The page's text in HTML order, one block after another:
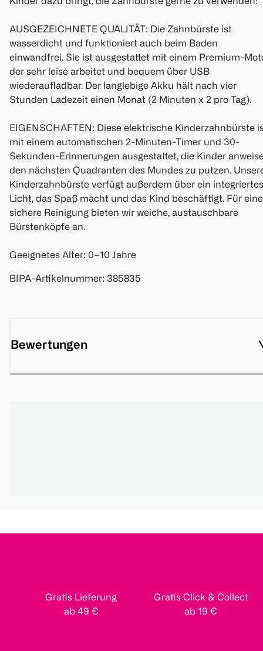
AUSGEZEICHNETE QUALITÄT: Die Zahnbürste ist
wasserdicht und funktioniert auch beim Baden
einwandfrei. Sie ist ausgestattet mit einem Premium-
der sehr leise arbeitet und bequem über USB
wiederaufladbar. Der langlebige Akku hält nach vier
Stunden Ladezeit einen Monat (2 Minuten x 2 pro Tag).
EIGENSCHAFTEN: Diese elektrische Kinderzahnbürste
mit einem automatischen 2-Minuten-Timer und 30-
Sekunden-Erinnerungen ausgestattet, die Kinder
den nächsten Quadranten des Mundes zu putzen.
Kinderzahnbürste verfügt außerdem über ein integriertes
Licht, das Spaß macht und das Kind beschäftigt. Für eine
sichere Reinigung bieten wir weiche, austauschbare
Bürstenköpfe an.
Geeignetes Alter: 0–10 Jahre
BIPA-Artikelnummer: 385835
Bewertungen
Gratis Lieferung
ab 49 €
Gratis Click & Collect
ab 19 €